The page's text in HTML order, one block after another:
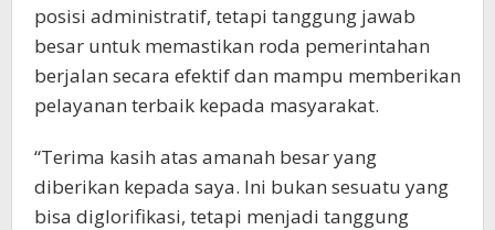
posisi administratif, tetapi tanggung jawab
besar untuk memastikan roda pemerintahan
berjalan secara efektif dan mampu memberikan
pelayanan terbaik kepada masyarakat.
“Terima kasih atas amanah besar yang
diberikan kepada saya. Ini bukan sesuatu yang
bisa diglorifikasi, tetapi menjadi tanggung